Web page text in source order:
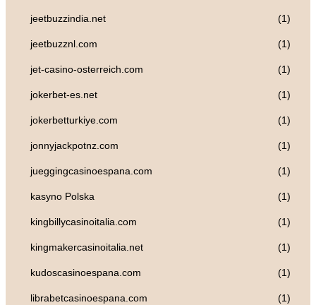
jeetbuzzindia.net (1)
jeetbuzznl.com (1)
jet-casino-osterreich.com (1)
jokerbet-es.net (1)
jokerbetturkiye.com (1)
jonnyjackpotnz.com (1)
jueggingcasinoespana.com (1)
kasyno Polska (1)
kingbillycasinoitalia.com (1)
kingmakercasinoitalia.net (1)
kudoscasinoespana.com (1)
librabetcasinoespana.com (1)